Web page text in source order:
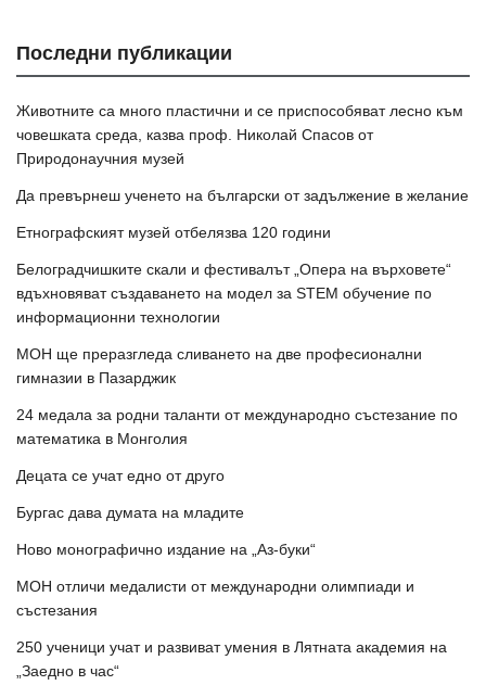
Последни публикации
Животните са много пластични и се приспособяват лесно към
човешката среда, казва проф. Николай Спасов от
Природонаучния музей
Да превърнеш ученето на български от задължение в желание
Етнографският музей отбелязва 120 години
Белоградчишките скали и фестивалът „Опера на върховете“
вдъхновяват създаването на модел за STEM обучение по
информационни технологии
МОН ще преразгледа сливането на две професионални
гимназии в Пазарджик
24 медала за родни таланти от международно състезание по
математика в Монголия
Децата се учат едно от друго
Бургас дава думата на младите
Ново монографично издание на „Аз-буки“
МОН отличи медалисти от международни олимпиади и
състезания
250 ученици учат и развиват умения в Лятната академия на
„Заедно в час“